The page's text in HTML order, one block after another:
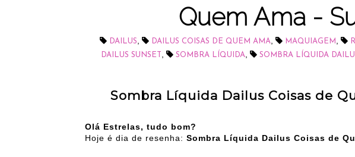
Quem Ama -
DAILUS DAILUS COISAS DE QUEM AMA MAQUIAGEM
DAILUS SUNSET
SOMBRA LÍQUIDA SOMBRA LÍQUIDA
Sombra Líquida Dailus Coisas de
Olá Estrelas, tudo bom?
Hoje é dia de resenha: Sombra Líquida Dailus Coisas de